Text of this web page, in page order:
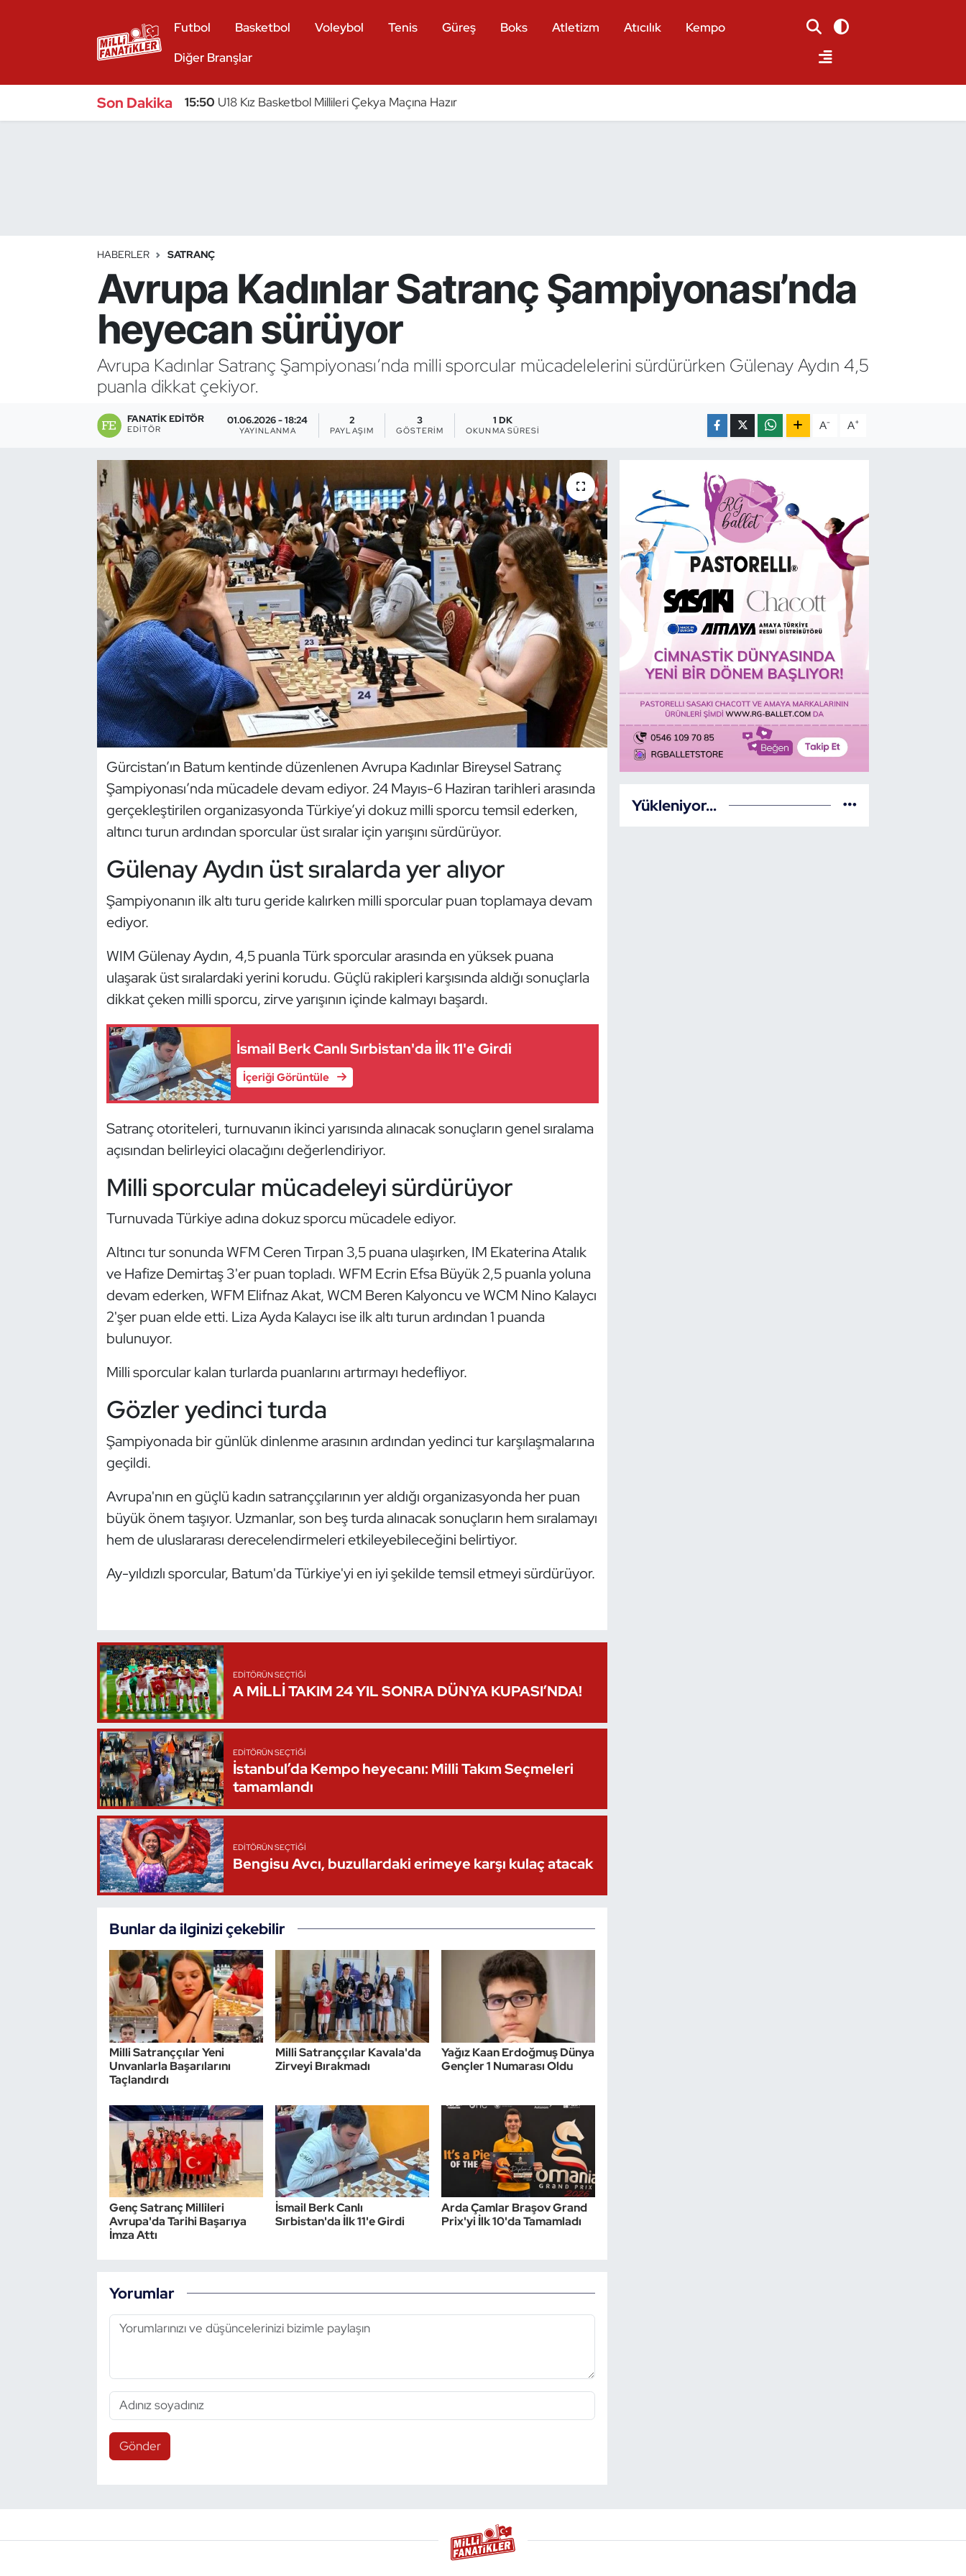
Futbol Basketbol Voleybol Tenis Güreş Boks Atletizm Atıcılık
Kempo
Diğer Branşlar
Son Dakika 15:50 U18 Kız Basketbol Millileri Çekya Maçına Hazır
HABERLER SATRANÇ
Avrupa Kadınlar Satranç Şampiyonası’nda
heyecan sürüyor
Avrupa Kadınlar Satranç Şampiyonası’nda milli sporcular mücadelelerini sürdürürken Gülenay Aydın 4,5
puanla dikkat çekiyor.
FANATIK EDITÖR
EDITÖR
01.06.2026 - 18:24
YAYINLANMA
2
PAYLAŞIM
3
GÖSTERIM
1 DK
OKUNMA SÜRESI A- A+
Gürcistan’ın Batum kentinde düzenlenen Avrupa Kadınlar Bireysel Satranç
Şampiyonası’nda mücadele devam ediyor. 24 Mayıs-6 Haziran tarihleri arasında
gerçekleştirilen organizasyonda Türkiye’yi dokuz milli sporcu temsil ederken,
altıncı turun ardından sporcular üst sıralar için yarışını sürdürüyor.
Gülenay Aydın üst sıralarda yer alıyor
Şampiyonanın ilk altı turu geride kalırken milli sporcular puan toplamaya devam
ediyor.
WIM Gülenay Aydın, 4,5 puanla Türk sporcular arasında en yüksek puana
ulaşarak üst sıralardaki yerini korudu. Güçlü rakipleri karşısında aldığı sonuçlarla
dikkat çeken milli sporcu, zirve yarışının içinde kalmayı başardı.
İsmail Berk Canlı Sırbistan'da İlk 11'e Girdi
İçeriği Görüntüle
Satranç otoriteleri, turnuvanın ikinci yarısında alınacak sonuçların genel sıralama
açısından belirleyici olacağını değerlendiriyor.
Milli sporcular mücadeleyi sürdürüyor
Turnuvada Türkiye adına dokuz sporcu mücadele ediyor.
Altıncı tur sonunda WFM Ceren Tırpan 3,5 puana ulaşırken, IM Ekaterina Atalık
ve Hafize Demirtaş 3'er puan topladı. WFM Ecrin Efsa Büyük 2,5 puanla yoluna
devam ederken, WFM Elifnaz Akat, WCM Beren Kalyoncu ve WCM Nino Kalaycı
2'şer puan elde etti. Liza Ayda Kalaycı ise ilk altı turun ardından 1 puanda
bulunuyor.
Milli sporcular kalan turlarda puanlarını artırmayı hedefliyor.
Gözler yedinci turda
Şampiyonada bir günlük dinlenme arasının ardından yedinci tur karşılaşmalarına
geçildi.
Avrupa'nın en güçlü kadın satranççılarının yer aldığı organizasyonda her puan
büyük önem taşıyor. Uzmanlar, son beş turda alınacak sonuçların hem sıralamayı
hem de uluslararası derecelendirmeleri etkileyebileceğini belirtiyor.
Ay-yıldızlı sporcular, Batum'da Türkiye'yi en iyi şekilde temsil etmeyi sürdürüyor.
EDITÖRÜN SEÇTIĞI
A MİLLİ TAKIM 24 YIL SONRA DÜNYA KUPASI’NDA!
EDITÖRÜN SEÇTIĞI
İstanbul’da Kempo heyecanı: Milli Takım Seçmeleri
tamamlandı
EDITÖRÜN SEÇTIĞI
Bengisu Avcı, buzullardaki erimeye karşı kulaç atacak
Bunlar da ilginizi çekebilir
Milli Satranççılar Yeni
Unvanlarla Başarılarını
Taçlandırdı
Milli Satranççılar Kavala'da
Zirveyi Bırakmadı
Yağız Kaan Erdoğmuş Dünya
Gençler 1 Numarası Oldu
Genç Satranç Millileri
Avrupa'da Tarihi Başarıya
İmza Attı
İsmail Berk Canlı
Sırbistan'da İlk 11'e Girdi
Arda Çamlar Braşov Grand
Prix'yi İlk 10'da Tamamladı
Yorumlar
Gönder
Yükleniyor...
Bocce Bowling Dart
Buz Hokeyi
Buz Pateni
Çim Hokeyi
Cimnastik
Dans Sporları
Dövüş Sanatı
Hava Sporları
Judo ve Kuraş
Kano ve Rafting
Modern Pentatlon
Özel Sporcular
Paralimpik
Sualtı Sporları
Vücut Geliştirme Fitness
Wushu Kungfu